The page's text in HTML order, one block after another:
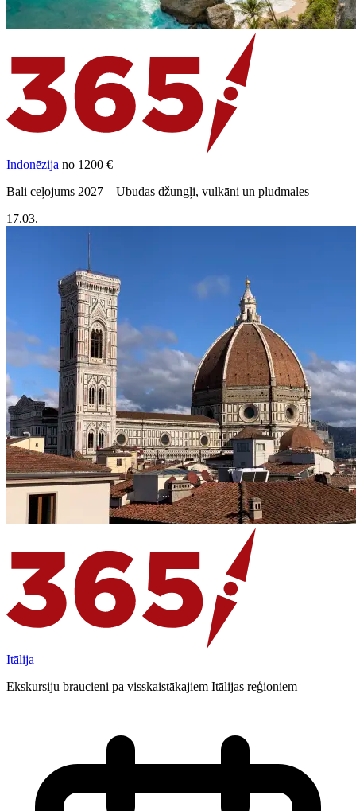
Indonēzija no 1200 €
Bali ceļojums 2027 – Ubudas džungļi, vulkāni un pludmales
17.03.
Itālija
Ekskursiju braucieni pa visskaistākajiem Itālijas reģioniem